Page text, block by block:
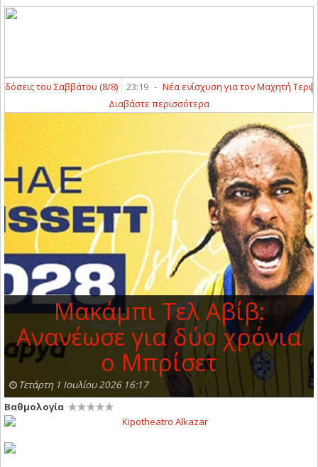
του Σαββάτου (8/8) 23:19 - Νέα ενίσχυση για τον Μαχητή
Διαβάστε περισσότερα
Μακάμπι Τελ Αβίβ:
Ανανέωσε για δύο χρόνια
ο Μπρίσετ
Τετάρτη 1 Ιουλίου 2026 16:17
Βαθμολογία